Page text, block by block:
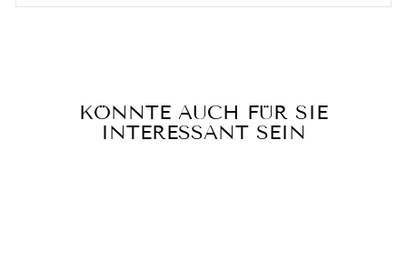
KÖNNTE AUCH FÜR SIE
INTERESSANT SEIN